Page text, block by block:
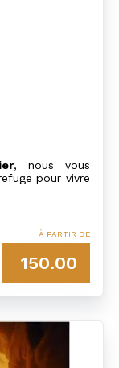
, nous vous
pour vivre
À PARTIR DE
150.00